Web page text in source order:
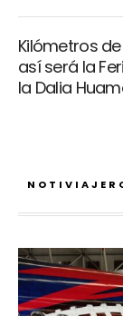
Kilómetros
así será la
la Dalia